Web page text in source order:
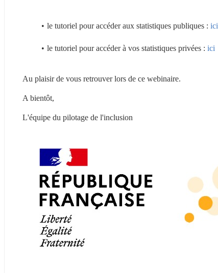
le tutoriel pour accéder aux statistiques publiques : ici
le tutoriel pour accéder à vos statistiques privées : ici
Au plaisir de vous retrouver lors de ce webinaire.
A bientôt,
L'équipe du pilotage de l'inclusion